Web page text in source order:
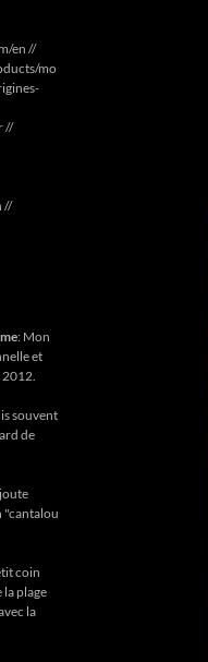
en //
mo
//
//
: Mon
et
2012.
souvent
de
"cantalou
coin
plage
la